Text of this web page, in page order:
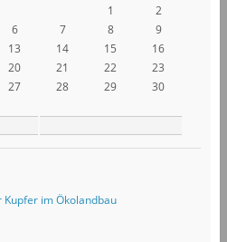
1
2
6 7 8
9
13 14 15
16
20 21 22
23
27 28 29
30
Kupfer im Ökolandbau